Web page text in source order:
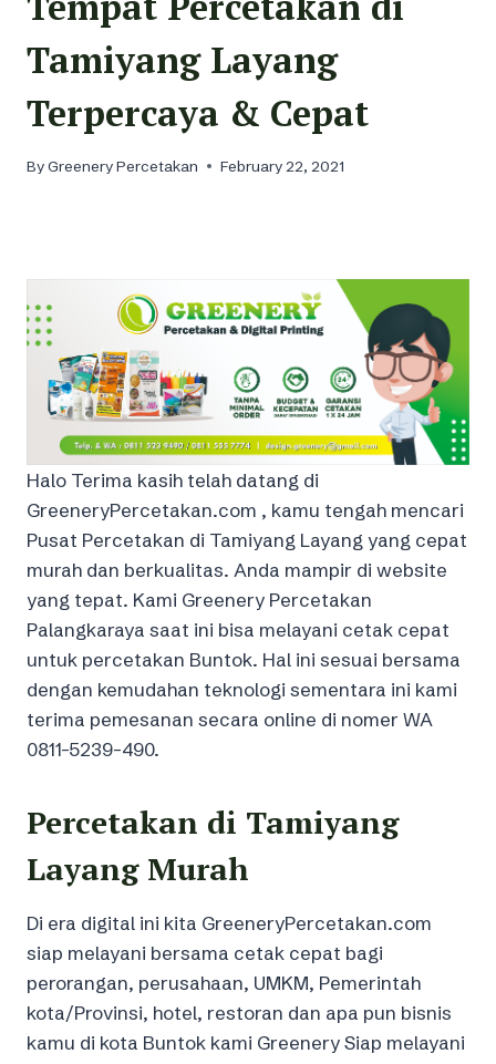
Tamiyang Layang
Terpercaya & Cepat
ByGreenery Percetakan February 22, 2021
Halo Terima kasih telah datang di
GreeneryPercetakan.com , kamu tengah mencari
Pusat Percetakan di Tamiyang Layang yang cepat
murah dan berkualitas. Anda mampir di website
yang tepat. Kami Greenery Percetakan
Palangkaraya saat ini bisa melayani cetak cepat
untuk percetakan Buntok. Hal ini sesuai bersama
dengan kemudahan teknologi sementara ini kami
terima pemesanan secara online di nomer WA
0811-5239-490.
Percetakan di Tamiyang
Layang Murah
Di era digital ini kita GreeneryPercetakan.com
siap melayani bersama cetak cepat bagi
perorangan, perusahaan, UMKM, Pemerintah
kota/Provinsi, hotel, restoran dan apa pun bisnis
kamu di kota Buntok kami Greenery Siap melayani